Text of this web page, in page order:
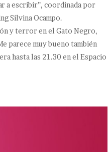
a escribir”, coordinada por
Silvina Ocampo.
y terror en el Gato Negro,
parece muy bueno también
hasta las 21.30 en el Espacio